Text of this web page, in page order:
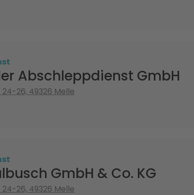
Abschleppdienst GmbH
24-26, 49326 Melle
GmbH & Co. KG
24-26, 49326 Melle